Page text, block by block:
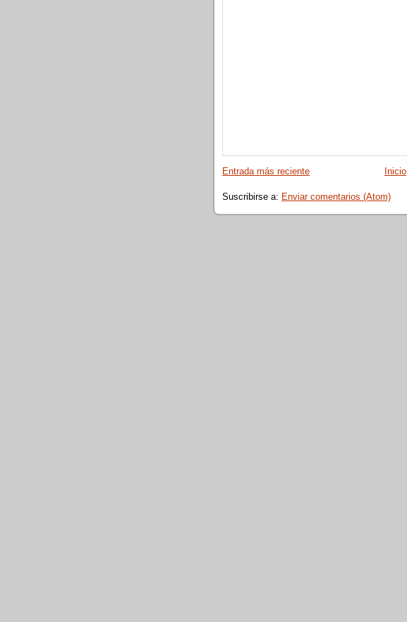
Entrada más reciente Inicio
Suscribirse a: Enviar comentarios (Atom)